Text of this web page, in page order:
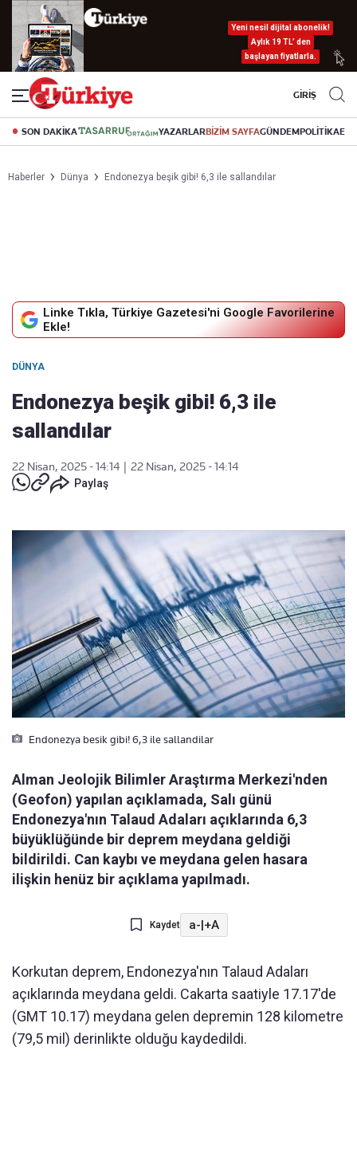
Yeni nesil dijital abonelik!
Aylık 19 TL’ den
başlayan fiyatlarla.
GİRİŞ
SON DAKİKA YAZARLARBİZİM SAYFAGÜNDEMPOLİTİKA
Haberler Dünya Endonezya beşik gibi! 6,3 ile sallandılar
Linke Tıkla, Türkiye Gazetesi'ni Google Favorilerine
Ekle!
DÜNYA
Endonezya beşik gibi! 6,3 ile
sallandılar
22 Nisan, 2025 - 14:14
22 Nisan, 2025 - 14:14
Paylaş
Endonezya besik gibi! 6,3 ile sallandilar
Alman Jeolojik Bilimler Araştırma Merkezi'nden
(Geofon) yapılan açıklamada, Salı günü
Endonezya'nın Talaud Adaları açıklarında 6,3
büyüklüğünde bir deprem meydana geldiği
bildirildi. Can kaybı ve meydana gelen hasara
ilişkin henüz bir açıklama yapılmadı.
Kaydet a-|+A
Korkutan deprem, Endonezya'nın Talaud Adaları
açıklarında meydana geldi. Cakarta saatiyle 17.17'de
(GMT 10.17) meydana gelen depremin 128 kilometre
(79,5 mil) derinlikte olduğu kaydedildi.